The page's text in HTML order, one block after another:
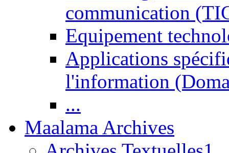
communication
Equipement
Applications
l'information
...
Maalama Archives